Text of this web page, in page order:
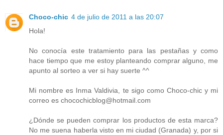
Choco-chic 4 de julio de 2011 a las 20:07
Hola!
No conocía este tratamiento para las pestañas y como
hace tiempo que me estoy planteando comprar alguno, me
apunto al sorteo a ver si hay suerte ^^
Mi nombre es Inma Valdivia, te sigo como Choco-chic y mi
correo es chocochicblog@hotmail.com
¿Dónde se pueden comprar los productos de esta marca?
No me suena haberla visto en mi ciudad (Granada) y, por si